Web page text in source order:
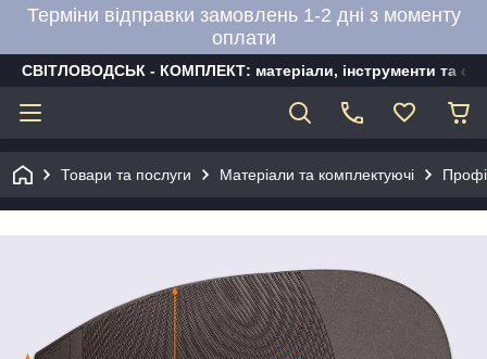
Терміни відправки замовлень 1-2 дні з моменту
оплати
СВІТЛОВОДСЬК - КОМПЛЕКТ: матеріали, інструменти та
Товари та послуги Матеріали та комплектуючі